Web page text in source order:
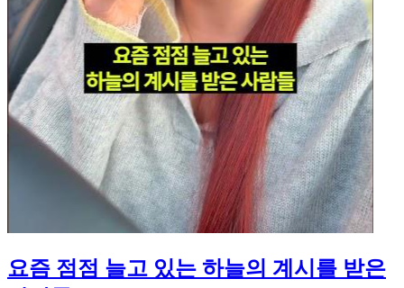
요즘 점점 늘고 있는 하늘의 계시를 받은